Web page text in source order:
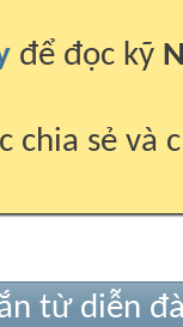
để đọc kỹ
chia sẻ và
từ diễn